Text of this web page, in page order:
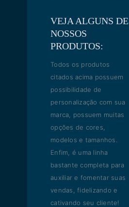
VEJA ALGUNS DE
NOSSOS
PRODUTOS:
Todos os produtos
citados acima possuem
possibilidade de
personalização com sua
marca, possuem muitas
opções de cores,
modelos e tamanhos.
Enfim, é uma linha
bastante completa para
auxiliar e fomentar suas
vendas, fidelizando e
cativando seu cliente!